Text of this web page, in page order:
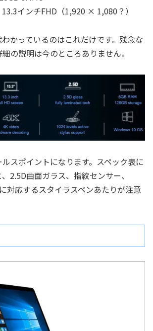
インチFHD（1,920 × 1,080？）
かっているのはこれだけです。残念な
の説明は今のところありません。
スポイントになります。スペック表に
2.5D曲面ガラス、指紋センサー、
対応するスタイラスペンあたりが注意